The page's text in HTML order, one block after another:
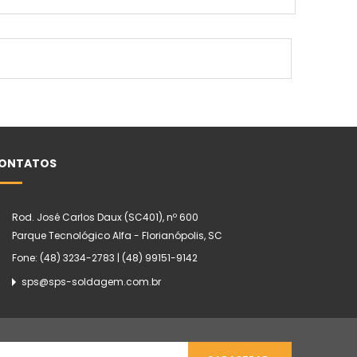
Rod. José Carlos Daux (SC401), nº 600
Parque Tecnológico Alfa - Florianópolis, SC
Fone: (48) 3234-2783 | (48) 99151-9142
sps@sps-soldagem.com.br